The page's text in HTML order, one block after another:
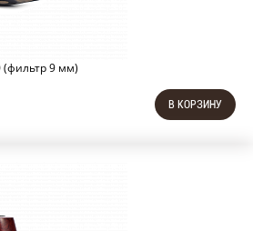
(фильтр 9 мм)
В КОРЗИНУ